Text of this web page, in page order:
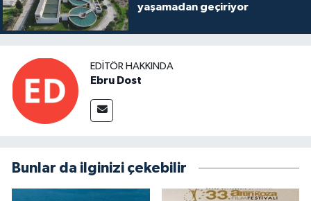
yaşamadan geçiriyor
EDITÖR HAKKINDA
Ebru Dost
Bunlar da ilginizi çekebilir